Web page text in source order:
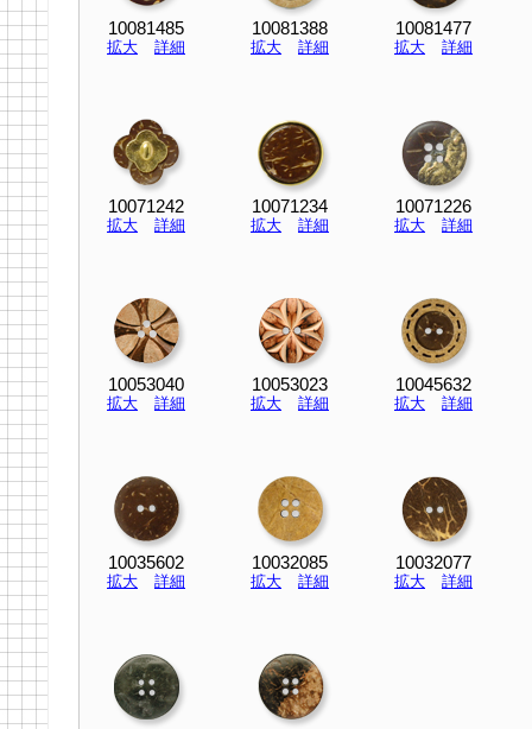
10081485
拡大 詳細
10081388
拡大 詳細
10081477
拡大 詳細
10071242
拡大 詳細
10071234
拡大 詳細
10071226
拡大 詳細
10053040
拡大 詳細
10053023
拡大 詳細
10045632
拡大 詳細
10035602
拡大 詳細
10032085
拡大 詳細
10032077
拡大 詳細